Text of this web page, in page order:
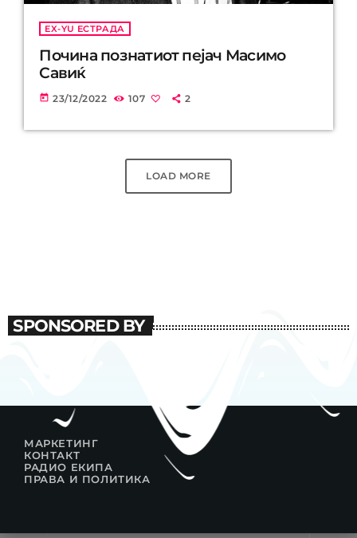
EX-YU ЕСТРАДА
Почина познатиот пејач Масимо
Савиќ
today 23/12/2022 107 2
LOAD MORE
SPONSORED BY
МАРКЕТИНГ
КОНТАКТ
РАДИО ЕКИПА
ПРАВА И ПОЛИТИКА